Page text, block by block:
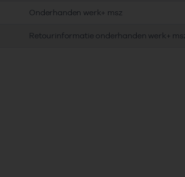
Onderhanden werk+ msz
Retourinformatie onderhanden werk+